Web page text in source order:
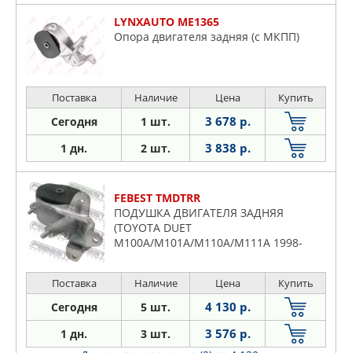
LYNXAUTO ME1365
Опора двигателя задняя (c МКПП)
Поставка Наличие Цена Купить
Сегодня 1 шт. 3 678 р.
1 дн. 2 шт. 3 838 р.
FEBEST TMDTRR
ПОДУШКА ДВИГАТЕЛЯ ЗАДНЯЯ
(TOYOTA DUET
M100A/M101A/M110A/M111A 1998-
Поставка Наличие Цена Купить
Сегодня 5 шт. 4 130 р.
1 дн. 3 шт. 3 576 р.